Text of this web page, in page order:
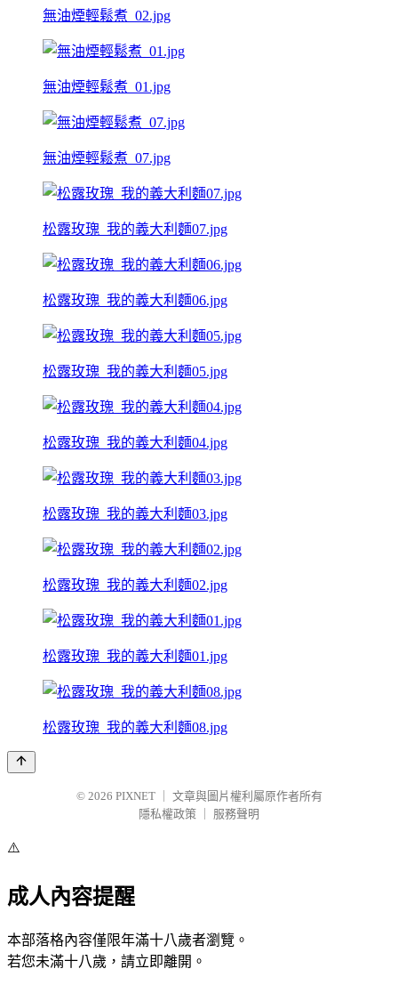
無油煙輕鬆煮_02.jpg
無油煙輕鬆煮_01.jpg
無油煙輕鬆煮_07.jpg
松露玫瑰_我的義大利麵07.jpg
松露玫瑰_我的義大利麵06.jpg
松露玫瑰_我的義大利麵05.jpg
松露玫瑰_我的義大利麵04.jpg
松露玫瑰_我的義大利麵03.jpg
松露玫瑰_我的義大利麵02.jpg
松露玫瑰_我的義大利麵01.jpg
松露玫瑰_我的義大利麵08.jpg
© 2026 PIXNET
文章與圖片權利屬原作者所有
隱私權政策
服務聲明
⚠️
成人內容提醒
本部落格內容僅限年滿十八歲者瀏覽。
若您未滿十八歲，請立即離開。